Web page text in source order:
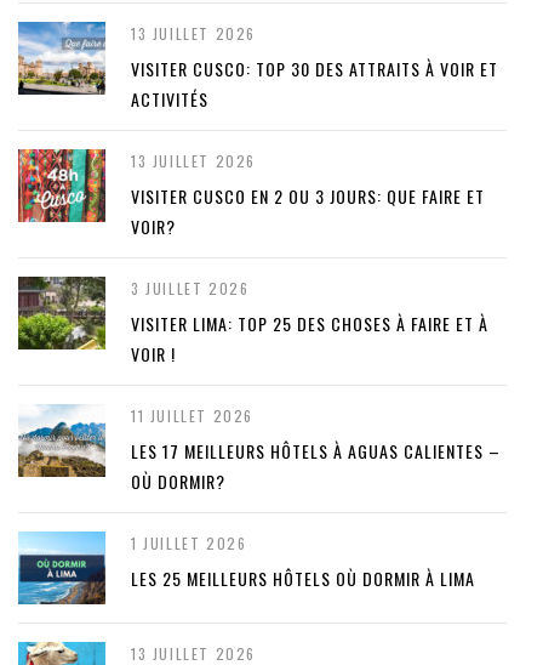
13 JUILLET 2026
VISITER CUSCO: TOP 30 DES ATTRAITS À VOIR ET
ACTIVITÉS
13 JUILLET 2026
VISITER CUSCO EN 2 OU 3 JOURS: QUE FAIRE ET
VOIR?
3 JUILLET 2026
VISITER LIMA: TOP 25 DES CHOSES À FAIRE ET À
VOIR !
11 JUILLET 2026
LES 17 MEILLEURS HÔTELS À AGUAS CALIENTES –
OÙ DORMIR?
1 JUILLET 2026
LES 25 MEILLEURS HÔTELS OÙ DORMIR À LIMA
13 JUILLET 2026